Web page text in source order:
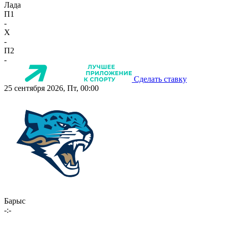
Лада
П1
-
X
-
П2
-
Сделать ставку
25 сентября 2026, Пт, 00:00
Барыс
-:-